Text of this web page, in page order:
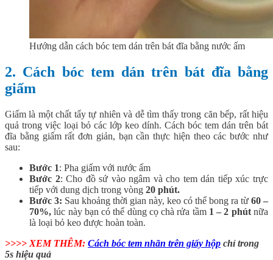
Hướng dẫn cách bóc tem dán trên bát đĩa bằng nước ấm
2. Cách bóc tem dán trên bát đĩa bằng
giấm
Giấm là một chất tẩy tự nhiên và dễ tìm thấy trong căn bếp, rất hiệu
quả trong việc loại bỏ các lớp keo dính. Cách bóc tem dán trên bát
đĩa bằng giấm rất đơn giản, bạn cần thực hiện theo các bước như
sau:
Bước 1: Pha giấm với nước ấm
Bước 2: Cho đồ sứ vào ngâm và cho tem dán tiếp xúc trực
tiếp với dung dịch trong vòng 20 phút.
Bước 3: Sau khoảng thời gian này, keo có thể bong ra từ 60 –
70%, lúc này bạn có thể dùng cọ chà rửa tầm 1 – 2 phútnữa
là loại bỏ keo được hoàn toàn.
>>>> XEM THÊM: Cách bóc tem nhãn trên giấy hộp chỉ trong
5s hiệu quả